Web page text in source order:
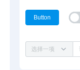
Button
选择一项